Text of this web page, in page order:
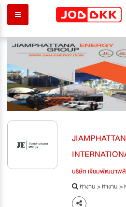
Previous
บริษัท เจียมพัฒนาพลั
หางาน>หางาน>